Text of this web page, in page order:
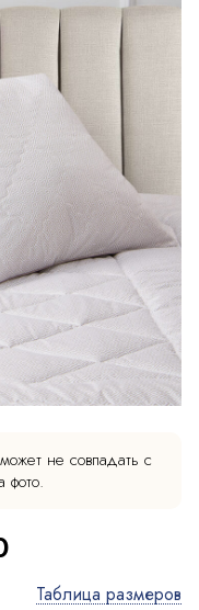
не совпадать с
фото.
Таблица размеров